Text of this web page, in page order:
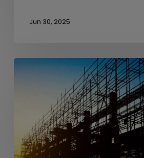
Jun 30, 2025
Dari
Bina
–